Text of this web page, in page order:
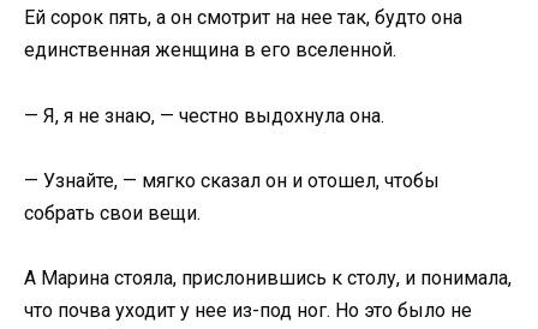
Ей сорок пять, а он смотрит на нее так, будто она
единственная женщина в его вселенной.
— Я, я не знаю, — честно выдохнула она.
— Узнайте, — мягко сказал он и отошел, чтобы
собрать свои вещи.
А Марина стояла, прислонившись к столу, и понимала,
что почва уходит у нее из-под ног. Но это было не